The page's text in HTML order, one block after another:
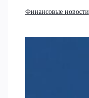
Финансовые новости